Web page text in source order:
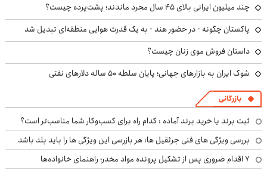
چند میلیون ایرانی بالای ۴۵ سال مجرد ماندند؛ پشت‌پرده چیست؟
پاکستان چگونه - در حضور هند - به یک قدرت هوایی منطقه‌ای تبدیل شد
داستان فروش موی زنان چیست؟
شوک ایران به بازارهای جهانی؛ پایان سلطه ۵۰ ساله دلارهای نفتی
بازرگانی
ثبت برند یا خرید برند آماده : کدام راه برای کسب‌وکار شما مناسب‌تر است؟
بررسی ویژگی های فنی جرثقیل ها: هر بازرسی این ویژگی ها را باید بلد باشد
۷ اقدام ضروری پس از تشکیل پرونده مواد مخدر؛ راهنمای خانواده‌ها